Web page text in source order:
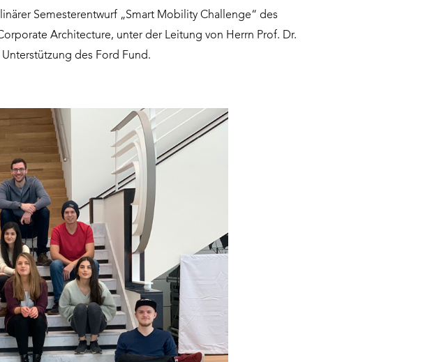
Semesterentwurf „Smart Mobility Challenge“ des
Architecture, unter der Leitung von Herrn Prof. Dr.
des Ford Fund.